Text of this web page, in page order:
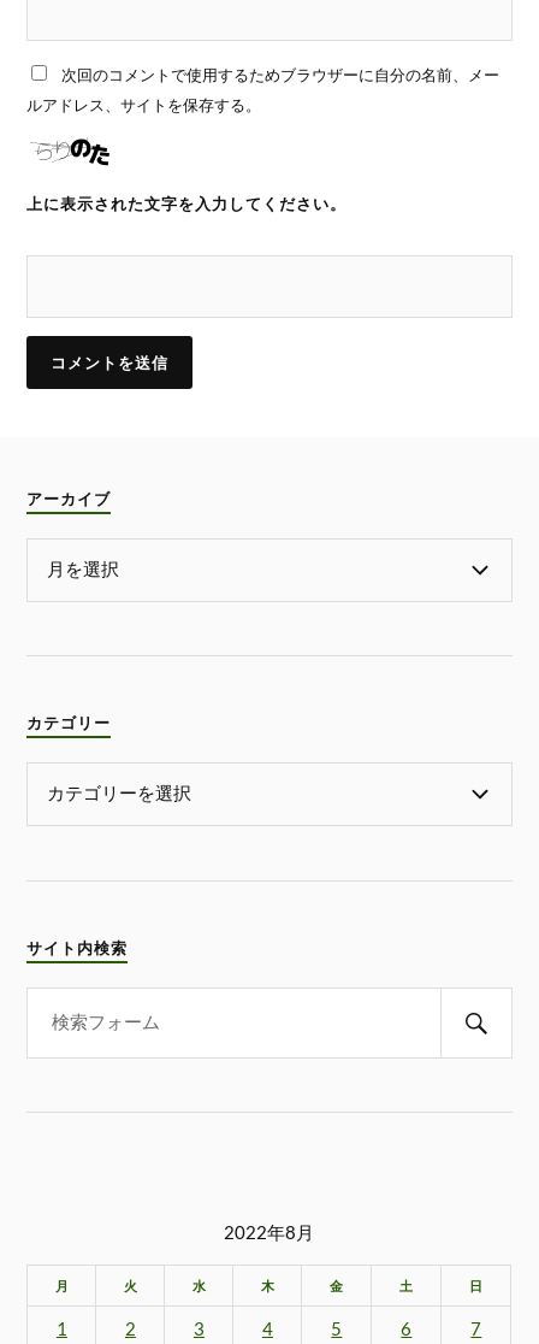
次回のコメントで使用するためブラウザーに自分の名前、メー
ルアドレス、サイトを保存する。
上に表示された文字を入力してください。
アーカイブ
カテゴリー
サイト内検索
2022年8月
月 火 水 木 金 土 日
1 2 3 4 5 6 7